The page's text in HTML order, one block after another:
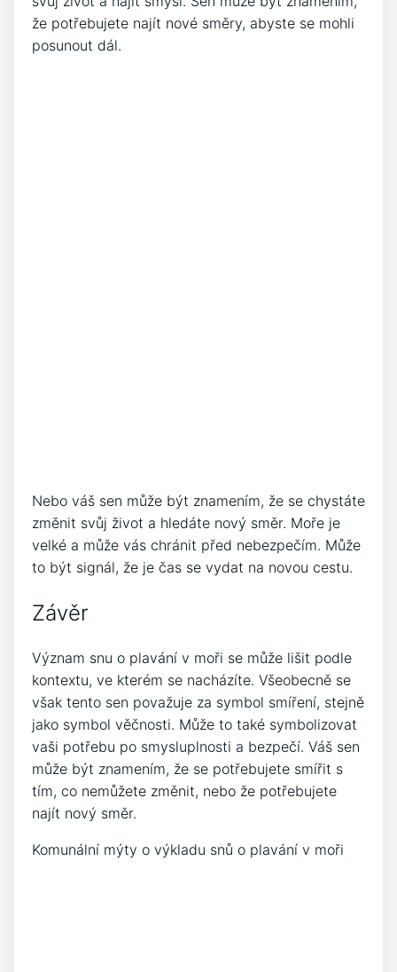
že potřebujete najít nové směry, abyste se mohli
posunout dál.
Nebo váš sen může být znamením, že se chystáte
změnit svůj život a hledáte nový směr. Moře je
velké a může vás chránit před nebezpečím. Může
to být signál, že je čas se vydat na novou cestu.
Závěr
Význam snu o plavání v moři se může lišit podle
kontextu, ve kterém se nacházíte. Všeobecně se
však tento sen považuje za symbol smíření, stejně
jako symbol věčnosti. Může to také symbolizovat
vaši potřebu po smysluplnosti a bezpečí. Váš sen
může být znamením, že se potřebujete smířit s
tím, co nemůžete změnit, nebo že potřebujete
najít nový směr.
Komunální mýty o výkladu snů o plavání v moři